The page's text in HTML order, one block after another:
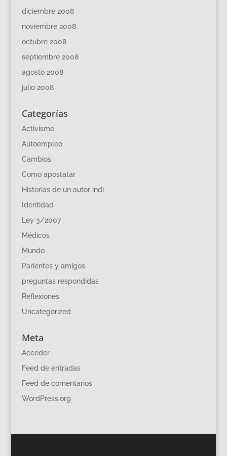
diciembre 2008
noviembre 2008
octubre 2008
septiembre 2008
agosto 2008
julio 2008
Categorías
Activismo
Autoempleo
Cambios
Como apostatar
Historias de un autor indi
Identidad
Ley 3/2007
Médicos
Mundo
Parientes y amigos
preguntas respondidas
Reflexiones
Uncategorized
Meta
Acceder
Feed de entradas
Feed de comentarios
WordPress.org